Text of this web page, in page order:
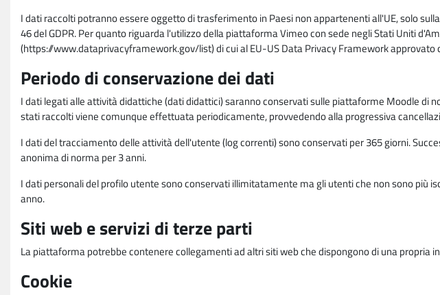
I dati raccolti potranno essere oggetto di trasferimento in Paesi non appartenenti all'UE, solo
46 del GDPR. Per quanto riguarda l'utilizzo della piattaforma Vimeo con sede negli Stati Uniti
(https://www.dataprivacyframework.gov/list) di cui al EU-US Data Privacy Framework
Periodo di conservazione dei dati
I dati legati alle attività didattiche (dati didattici) saranno conservati sulle piattaforme Moodle di
stati raccolti viene comunque effettuata periodicamente, provvedendo alla progressiva
I dati del tracciamento delle attività dell'utente (log correnti) sono conservati per 365 giorni.
anonima di norma per 3 anni.
I dati personali del profilo utente sono conservati illimitatamente ma gli utenti che non sono più
anno.
Siti web e servizi di terze parti
La piattaforma potrebbe contenere collegamenti ad altri siti web che dispongono di una
Cookie